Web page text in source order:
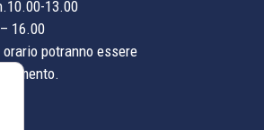
13.00
16.00
potranno essere